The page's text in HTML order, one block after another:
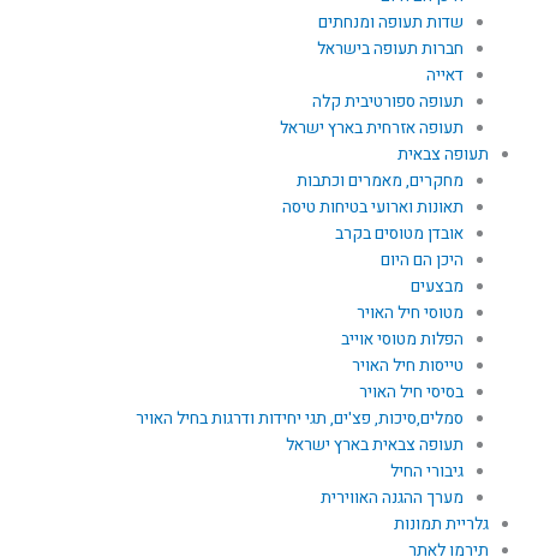
שדות תעופה ומנחתים
חברות תעופה בישראל
דאייה
תעופה ספורטיבית קלה
תעופה אזרחית בארץ ישראל
תעופה צבאית
מחקרים, מאמרים וכתבות
תאונות וארועי בטיחות טיסה
אובדן מטוסים בקרב
היכן הם היום
מבצעים
מטוסי חיל האויר
הפלות מטוסי אוייב
טייסות חיל האויר
בסיסי חיל האויר
סמלים,סיכות, פצ'ים, תגי יחידות ודרגות בחיל האויר
תעופה צבאית בארץ ישראל
גיבורי החיל
מערך ההגנה האווירית
גלריית תמונות
תירמו לאתר